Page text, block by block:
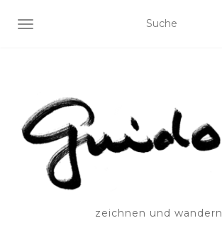
SCHALTE NAVIGATION
zeichnen und wandern